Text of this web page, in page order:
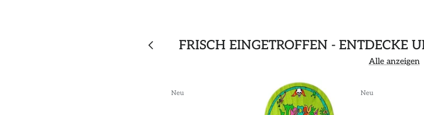
FRISCH EINGETROFFEN - ENTDECKE
Alle anzeigen
Neu Neu